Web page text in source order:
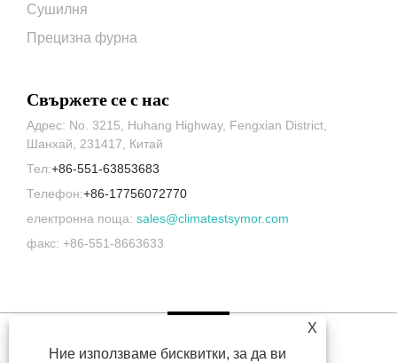
Сушилня
Прецизна фурна
Свържете се с нас
Адрес: No. 3215, Huhang Highway, Fengxian District,
Шанхай, 231417, Китай
Тел:+86-551-63853683
Телефон:+86-17756072770
електронна поща: sales@climatestsymor.com
факс: +86-551-8663633
X
Ние използваме бисквитки, за да ви